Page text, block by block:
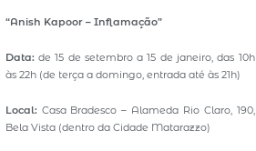
“Anish Kapoor – Inflamação”
Data: de 15 de setembro a 15 de janeiro, das 10h
às 22h (de terça a domingo, entrada até às 21h)
Local: Casa Bradesco – Alameda Rio Claro, 190,
Bela Vista (dentro da Cidade Matarazzo)